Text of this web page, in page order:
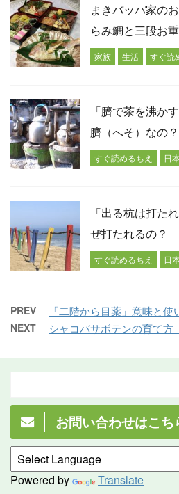
まきバッパ家の
らみ鯛と三段お重
家族 生活 すぐ読
「臍で茶を沸
臍（へそ）なの？
すぐ読めるちえ 日
「出る杭は打
ぜ打たれるの？
すぐ読めるちえ 日
PREV 「二階から目薬」意味と
NEXT シャコバサボテンの育て
お問い合わせはこち
Powered by Translate